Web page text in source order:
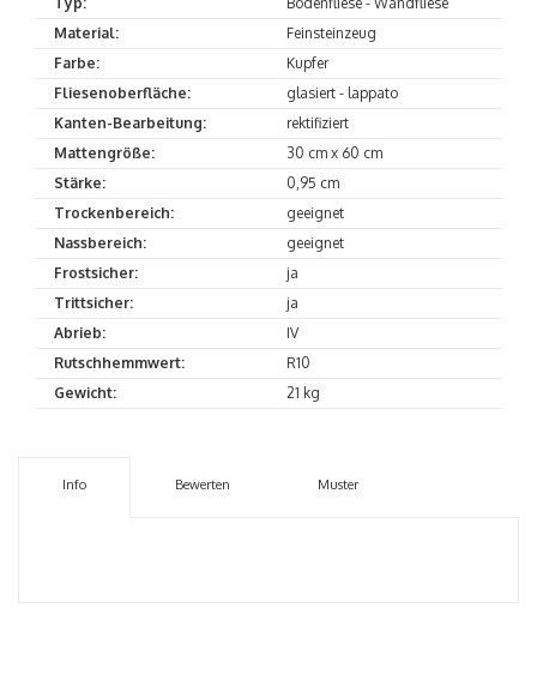
Material:
Feinsteinzeug
Farbe:
Kupfer
Fliesenoberfläche:
glasiert - lappato
Kanten-Bearbeitung:
rektifiziert
Mattengröße:
30 cm x 60 cm
Stärke:
0,95 cm
Trockenbereich:
geeignet
Nassbereich:
geeignet
Frostsicher:
ja
Trittsicher:
ja
Abrieb:
IV
Rutschhemmwert:
R10
Gewicht:
21 kg
Info Bewerten Muster